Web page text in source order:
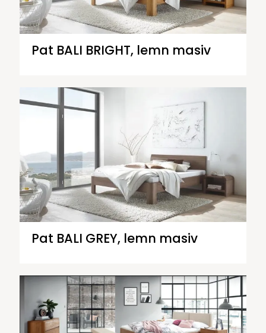
Pat BALI BRIGHT, lemn masiv
Pat BALI GREY, lemn masiv